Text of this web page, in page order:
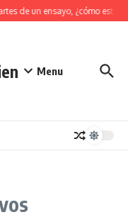
de un ensayo, ¿cómo
Menu